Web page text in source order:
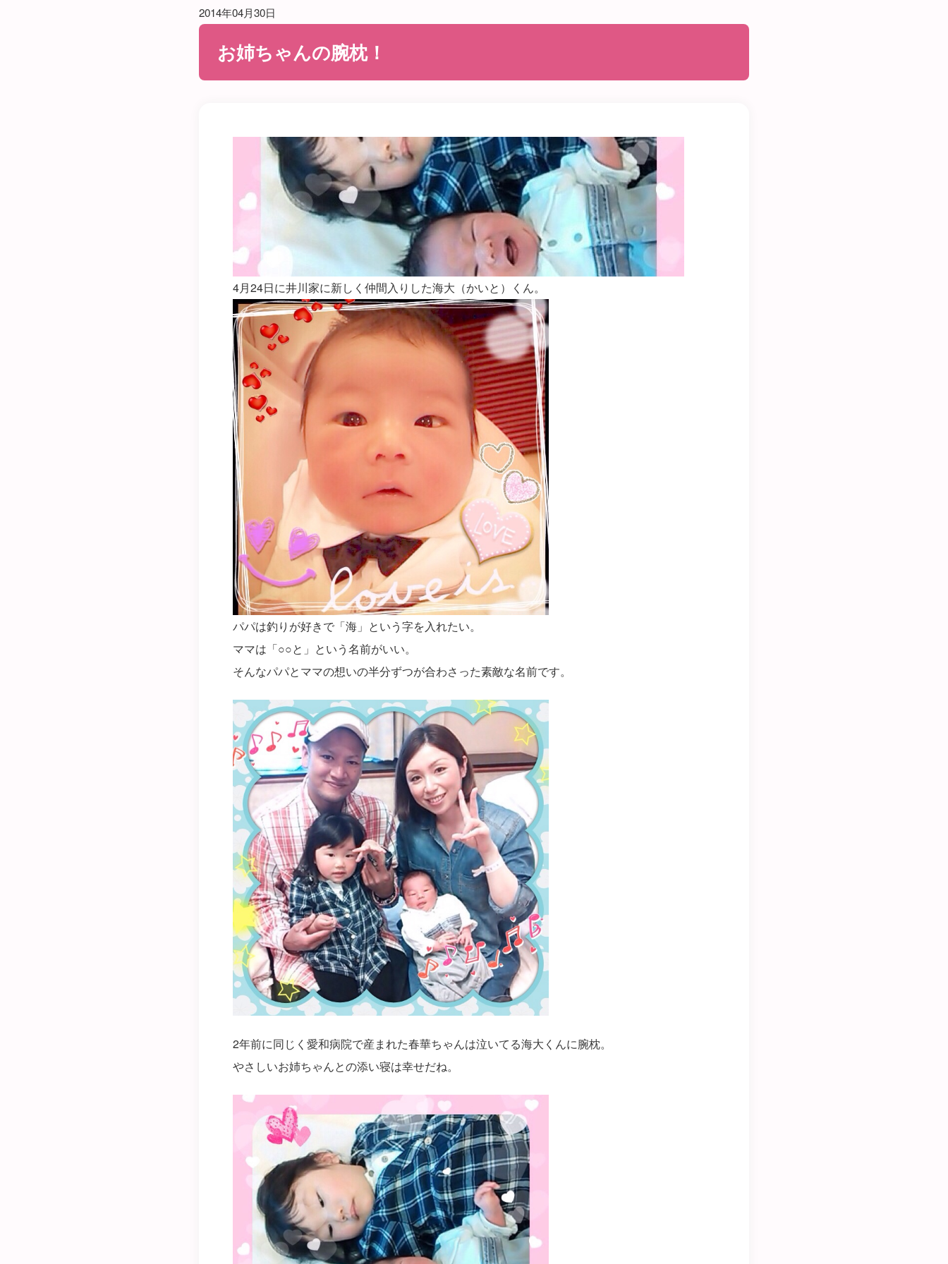
2014年04月30日
お姉ちゃんの腕枕！
4月24日に井川家に新しく仲間入りした海大（かいと）くん。
パパは釣りが好きで「海」という字を入れたい。
ママは「○○と」という名前がいい。
そんなパパとママの想いの半分ずつが合わさった素敵な名前です。
2年前に同じく愛和病院で産まれた春華ちゃんは泣いてる海大くんに腕枕。
やさしいお姉ちゃんとの添い寝は幸せだね。